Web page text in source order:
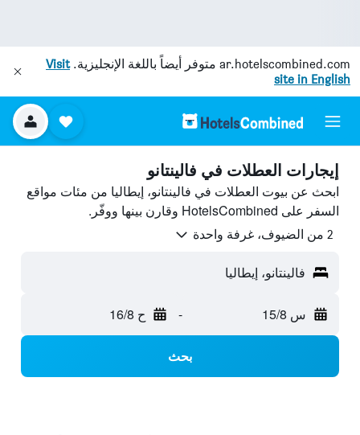
ar.hotelscombined.com متوفر أيضاً باللغة الإنجليزية.Visit
site in English
إيجارات العطلات في فالينتانو
ابحث عن بيوت العطلات في فالينتانو، إيطاليا من مئات مواقع
السفر على HotelsCombined وقارن بينها ووفّر.
2 من الضيوف، غرفة واحدة
فالينتانو، إيطاليا
س 15/8 - ح 16/8
بحث